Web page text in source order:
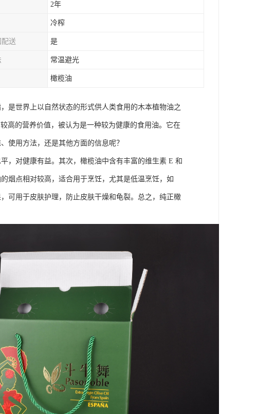
2年
冷榨
送 是
常温避光
橄榄油
是世界上以自然状态的形式供人类食用的木本植物油之
高的营养价值，被认为是一种较为健康的食用油。它在
使用方法，还是其他方面的信息呢？
，对健康有益。其次，橄榄油中含有丰富的维生素 E 和
烟点相对较高，适合用于烹饪，尤其是低温烹饪，如
可用于皮肤护理，防止皮肤干燥和龟裂。总之，纯正橄